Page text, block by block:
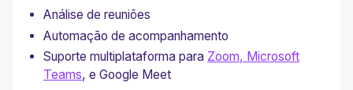
Análise de reuniões
Automação de acompanhamento
Suporte multiplataforma para Zoom, Microsoft
Teams, e Google Meet